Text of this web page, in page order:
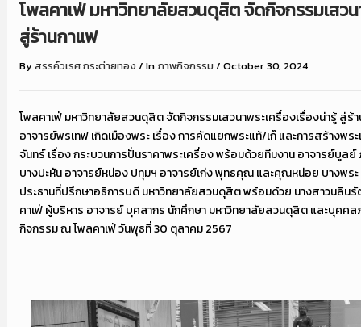
โพลคาเฟ่ มหาวิทยาลัยสวนดุสิต จัดกิจกรรมเสวน
สู่ร้านกาแฟ
Byสรรค์วเรศ กระต่ายทอง / Inภาพกิจกรรม / October 30, 2024
โพลคาเฟ่ มหาวิทยาลัยสวนดุสิต จัดกิจกรรมเสวนาพระเครื่องเรื่องน่ารู้ สู่ร้
อาจารย์พรเทฟ เกิดเมืองพระ เรื่อง การคัดแยกพระแท้/เก๊ และการสร้างพร
จันทร์ เรื่อง กระบวนการปั่นราคาพระเครื่อง พร้อมด้วยทีมงาน อาจารย์บูลย์
บางปะหัน อาจารย์หน่อง ปทุมฯ อาจารย์เก่ง พุทธคุณ และคุณหน่อย บางพร
ประธานที่ปรึกษาอธิการบดี มหาวิทยาลัยสวนดุสิต พร้อมด้วย นางสาวนลิน
คาเฟ่ ผู้บริหาร อาจารย์ บุคลากร นักศึกษา มหาวิทยาลัยสวนดุสิต และบุคคล
กิจกรรม ณ โพลคาเฟ่ วันพุธที่ 30 ตุลาคม 2567